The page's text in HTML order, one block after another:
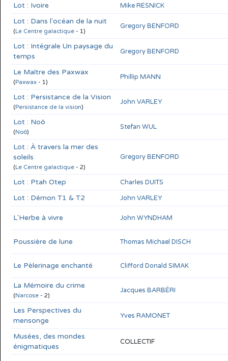
Lot : Ivoire Mike RESNICK
Lot : Dans l'océan de la nuit
(Le Centre galactique - 1)
Gregory BENFORD
Lot : Intégrale Un paysage du
temps
Gregory BENFORD
Le Maître des Paxwax
(Paxwax - 1)
Phillip MANN
Lot : Persistance de la Vision
(Persistance de la vision)
John VARLEY
Lot : Noô
(Noô)
Stefan WUL
Lot : À travers la mer des
soleils
(Le Centre galactique - 2)
Gregory BENFORD
Lot : Ptah Otep Charles DUITS
Lot : Démon T1 & T2 John VARLEY
L'Herbe à vivre John WYNDHAM
Poussière de lune Thomas Michael DISCH
Le Pèlerinage enchanté Clifford Donald SIMAK
La Mémoire du crime
(Narcose - 2)
Jacques BARBÉRI
Les Perspectives du
mensonge
Yves RAMONET
Musées, des mondes
énigmatiques
COLLECTIF